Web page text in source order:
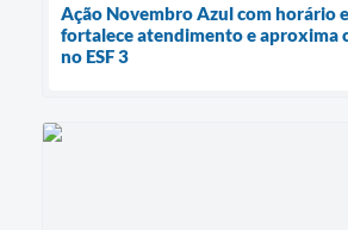
Ação Novembro Azul com horário
fortalece atendimento e aproxima
no ESF 3